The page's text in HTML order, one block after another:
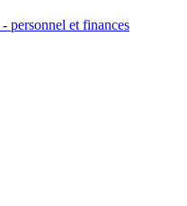
personnel et finances